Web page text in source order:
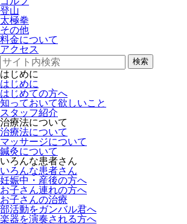
登山
太極拳
その他
料金について
アクセス
検索
はじめに
はじめに
はじめての方へ
知っておいて欲しいこと
スタッフ紹介
治療法について
治療法について
マッサージについて
鍼灸について
いろんな患者さん
いろんな患者さん
妊娠中・産後の方へ
お子さん連れの方へ
お子さんの治療
部活動をガンバル君へ
楽器を演奏される方へ